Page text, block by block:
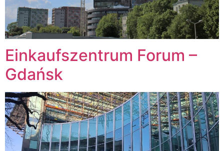
Einkaufszentrum Forum –
Gdańsk